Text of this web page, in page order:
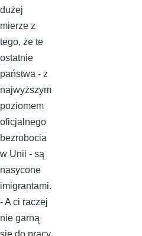
dużej
mierze z
tego, że te
ostatnie
państwa - z
najwyższym
poziomem
oficjalnego
bezrobocia
w Unii - są
nasycone
imigrantami.
- A ci raczej
nie garną